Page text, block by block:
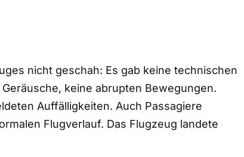
nicht geschah: Es gab keine technischen
keine abrupten Bewegungen.
Auffälligkeiten. Auch Passagiere
Flugverlauf. Das Flugzeug landete